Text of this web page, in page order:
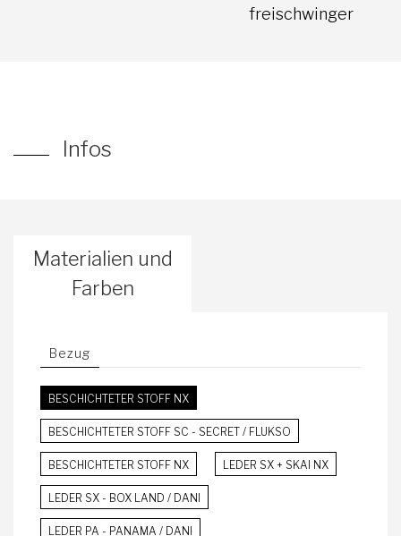
freischwinger
Infos
Materialien und
Farben
Bezug
BESCHICHTETER STOFF NX
BESCHICHTETER STOFF SC - SECRET / FLUKSO
BESCHICHTETER STOFF NX LEDER SX + SKAI NX
LEDER SX - BOX LAND / DANI
LEDER PA - PANAMA / DANI